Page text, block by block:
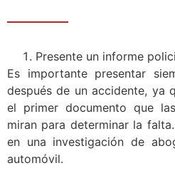
Presente un informe
Es importante presentar
después de un accidente, ya
el primer documento que
miran para determinar la
en una investigación de
automóvil.